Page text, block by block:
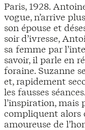
Paris, 1928.
vogue, n’arrive
son épouse et
soir d’ivresse,
sa femme par
savoir, il parle en
foraine. Suzanne
et, rapidement
les fausses
l’inspiration, mais
compliquent alors
amoureuse de